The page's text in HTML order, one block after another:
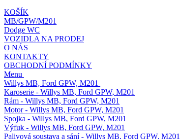
KOŠÍK
MB/GPW/M201
Dodge WC
VOZIDLA NA PRODEJ
O NÁS
KONTAKTY
OBCHODNÍ PODMÍNKY
Menu
Willys MB, Ford GPW, M201
Karoserie - Willys MB, Ford GPW, M201
Rám - Willys MB, Ford GPW, M201
Motor - Willys MB, Ford GPW, M201
Spojka - Willys MB, Ford GPW, M201
Výfuk - Willys MB, Ford GPW, M201
Palivová soustava a sání - Willys MB, Ford GPW, M201